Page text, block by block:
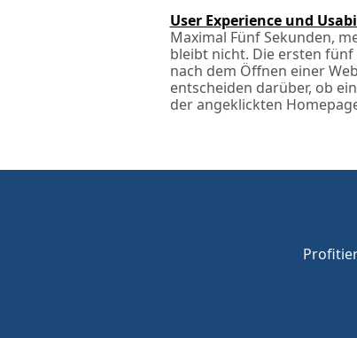
User Experience und
Maximal Fünf Sekunden,
bleibt nicht. Die ersten fünf
nach dem Öffnen einer
entscheiden darüber, ob
der angeklickten